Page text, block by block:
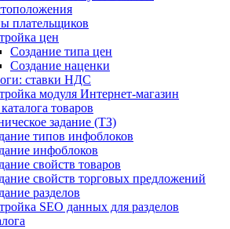
плательщиков
цен
Создание типа цен
Создание наценки
ставки НДС
модуля Интернет-магазин
товаров
задание (ТЗ)
типов инфоблоков
инфоблоков
свойств товаров
свойств торговых предложений
разделов
SEO данных для разделов